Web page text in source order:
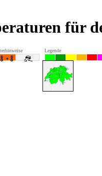
für
Legende